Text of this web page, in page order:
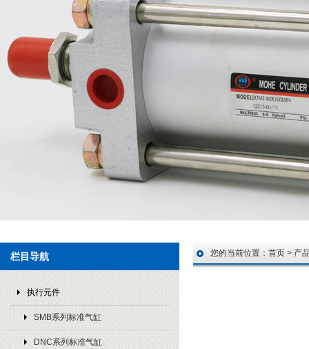
栏目导航
执行元件
SMB系列标准气缸
DNC系列标准气缸
您的当前位置： 首页 > 产